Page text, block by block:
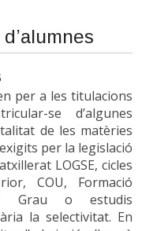
per a les titulacions
se d’algunes
de les matèries
per la legislació
LOGSE, cicles
COU, Formació
Grau o estudis
la selectivitat. En